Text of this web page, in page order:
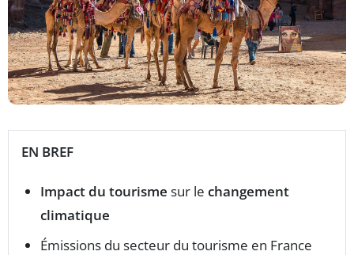
EN BREF
Impact du tourisme sur le changement
climatique
Émissions du secteur du tourisme en France